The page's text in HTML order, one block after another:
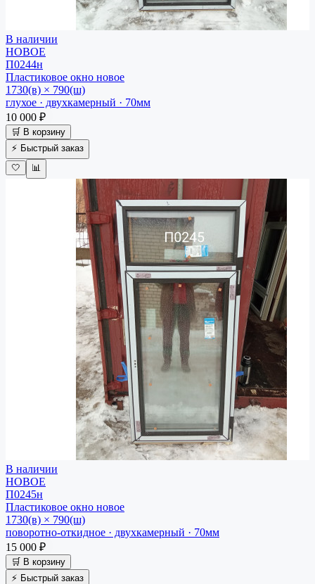
В наличии
НОВОЕ
П0244н
Пластиковое окно новое
1730(в) × 790(ш)
глухое · двухкамерный · 70мм
10 000 ₽
🛒 В корзину
⚡ Быстрый заказ
🤍
📊
В наличии
НОВОЕ
П0245н
Пластиковое окно новое
1730(в) × 790(ш)
поворотно-откидное · двухкамерный · 70мм
15 000 ₽
🛒 В корзину
⚡ Быстрый заказ